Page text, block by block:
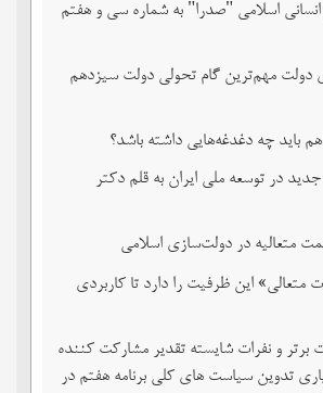
انسانی اسلامی "صدرا" به شماره سی و هفتم
دولت مهم‌ترین گام تحولی دولت سیزدهم
باید چه دغدغه‌هایی داشته باشد؟
در توسعه ملی ایران به قلم دکتر
متعالیه در دولت‌سازی اسلامی
متعالی» این ظرفیت را دارد تا کاربردی
برتر و نفرات شایسته تقدیر مشارکت کننده
تدوین سیاست های کلی برنامه هفتم در